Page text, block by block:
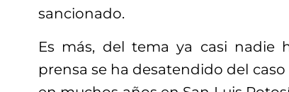
sancionado.
Es más, del tema ya casi nadie
prensa se ha desatendido del